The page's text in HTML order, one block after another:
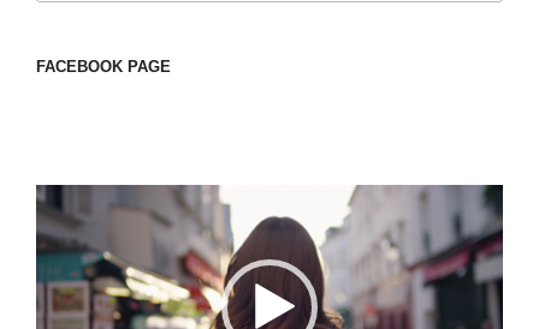
FACEBOOK PAGE
動
画
プ
レ
ー